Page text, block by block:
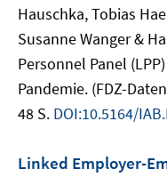
Hauschka, Tobias
Susanne Wanger &
Personnel Panel
Pandemie. (FDZ-
48 S. DOI:10.5164/
Linked Employer-